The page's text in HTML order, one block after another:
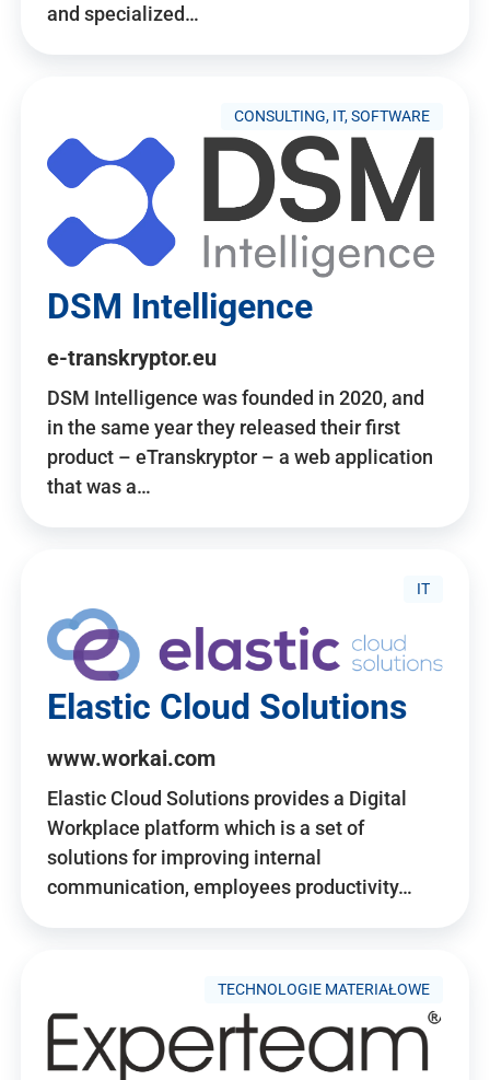
and specialized…
CONSULTING, IT, SOFTWARE
DSM Intelligence
e-transkryptor.eu
DSM Intelligence was founded in 2020, and
in the same year they released their first
product – eTranskryptor – a web application
that was a…
IT
Elastic Cloud Solutions
www.workai.com
Elastic Cloud Solutions provides a Digital
Workplace platform which is a set of
solutions for improving internal
communication, employees productivity…
TECHNOLOGIE MATERIAŁOWE